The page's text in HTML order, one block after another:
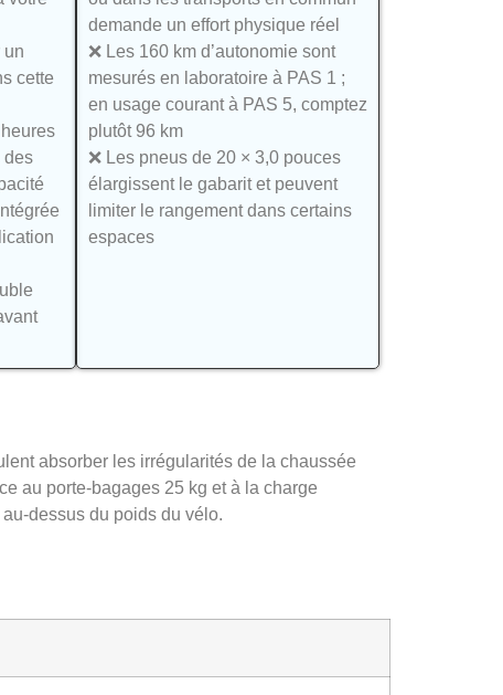
un
cette
des
demande un effort physique réel
❌ Les 160 km d’autonomie sont
mesurés en laboratoire à PAS 1 ;
en usage courant à PAS 5, comptez
plutôt 96 km
❌ Les pneus de 20 × 3,0 pouces
élargissent le gabarit et peuvent
limiter le rangement dans certains
espaces
absorber les irrégularités de la chaussée
au porte-bagages 25 kg et à la charge
dessus du poids du vélo.